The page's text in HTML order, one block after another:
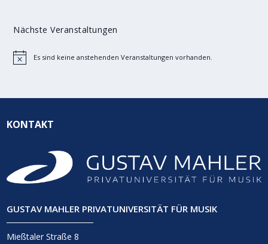
Nächste Veranstaltungen
HinweisEs sind keine anstehenden Veranstaltungen vorhanden.
KONTAKT
GUSTAV MAHLER PRIVATUNIVERSITÄT FÜR MUSIK
Mießtaler Straße 8